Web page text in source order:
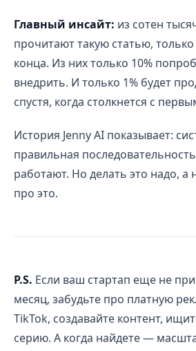
Главный инсайт: из сотен
прочитают такую статью,
конца. Из них только 10%
внедрить. И только 1% будет
спустя, когда столкнется с
История Jenny AI показывает:
правильная
работают. Но делать это надо, а
про это.
P.S. Если ваш стартап еще не
месяц, забудьте про платную
TikTok, создавайте контент,
серию. А когда найдете —